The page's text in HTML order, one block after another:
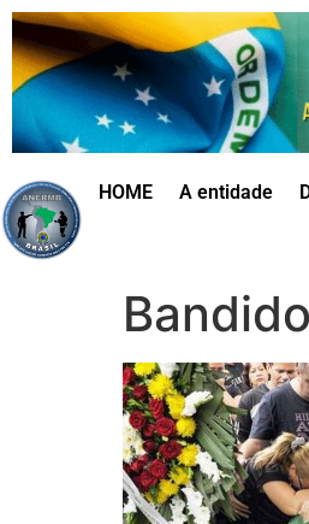
HOME A entidade